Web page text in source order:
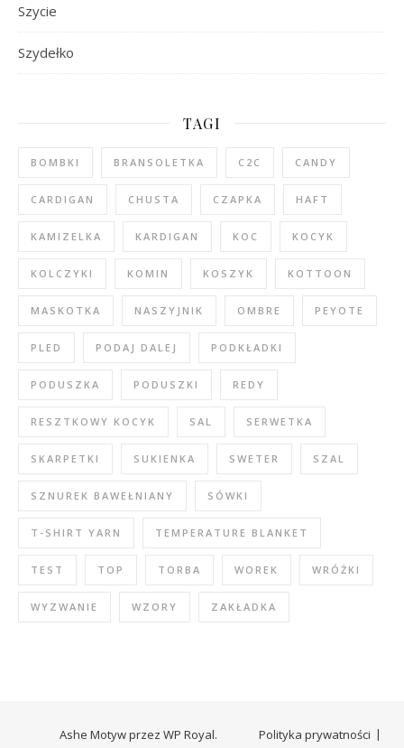
Szycie
Szydełko
TAGI
BOMBKI BRANSOLETKA C2C CANDY
CARDIGAN CHUSTA CZAPKA HAFT
KAMIZELKA KARDIGAN KOC KOCYK
KOLCZYKI KOMIN KOSZYK KOTTOON
MASKOTKA NASZYJNIK OMBRE PEYOTE
PLED PODAJ DALEJ PODKŁADKI
PODUSZKA PODUSZKI REDY
RESZTKOWY KOCYK SAL SERWETKA
SKARPETKI SUKIENKA SWETER SZAL
SZNUREK BAWEŁNIANY SÓWKI
T-SHIRT YARN TEMPERATURE BLANKET
TEST TOP TORBA WOREK WRÓŻKI
WYZWANIE WZORY ZAKŁADKA
Polityka prywatności
Ashe Motyw przez WP Royal.